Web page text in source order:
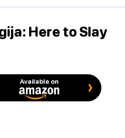
Here to Slay
Available on